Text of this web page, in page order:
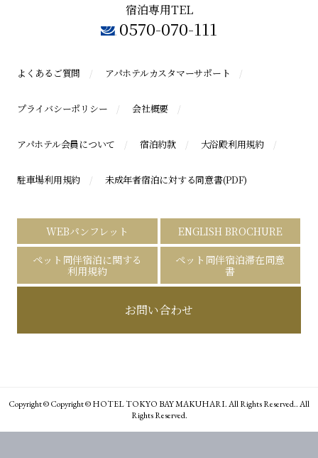
宿泊専用TEL
0570-070-111
よくあるご質問 アパホテルカスタマーサポート
プライバシーポリシー 会社概要
アパホテル会員について 宿泊約款 大浴殿利用規約
駐車場利用規約 未成年者宿泊に対する同意書(PDF)
WEBパンフレット
ENGLISH BROCHURE
ペット同伴宿泊に関する
利用規約
ペット同伴宿泊滞在同意
書
お問い合わせ
Copyright © Copyright © HOTEL TOKYO BAY MAKUHARI. All Rights Reserved.. All
Rights Reserved.